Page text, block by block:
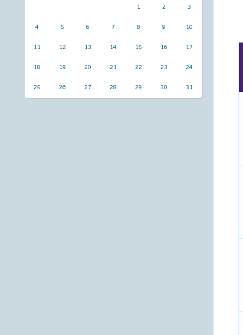
1 2 3
4 5 6 7 8 9 10
11 12 13 14 15 16 17
18 19 20 21 22 23 24
25 26 27 28 29 30 31